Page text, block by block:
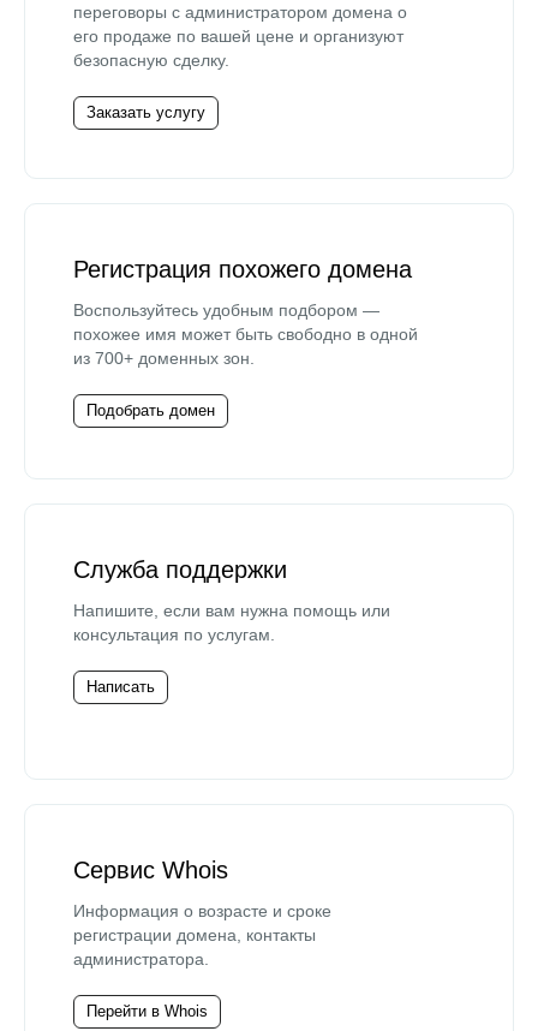
переговоры с администратором домена о
его продаже по вашей цене и организуют
безопасную сделку.
Заказать услугу
Регистрация похожего домена
Воспользуйтесь удобным подбором —
похожее имя может быть свободно в одной
из 700+ доменных зон.
Подобрать домен
Служба поддержки
Напишите, если вам нужна помощь или
консультация по услугам.
Написать
Сервис Whois
Информация о возрасте и сроке
регистрации домена, контакты
администратора.
Перейти в Whois